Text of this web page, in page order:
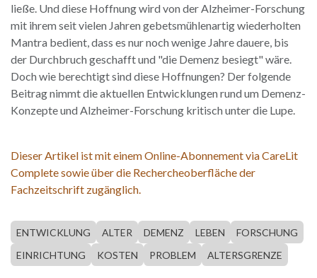
ließe. Und diese Hoffnung wird von der Alzheimer-Forschung
mit ihrem seit vielen Jahren gebetsmühlenartig wiederholten
Mantra bedient, dass es nur noch wenige Jahre dauere, bis
der Durchbruch geschafft und "die Demenz besiegt" wäre.
Doch wie berechtigt sind diese Hoffnungen? Der folgende
Beitrag nimmt die aktuellen Entwicklungen rund um Demenz-
Konzepte und Alzheimer-Forschung kritisch unter die Lupe.
Dieser Artikel ist mit einem Online-Abonnement via CareLit
Complete sowie über die Rechercheoberfläche der
Fachzeitschrift zugänglich.
ENTWICKLUNG ALTER DEMENZ LEBEN
FORSCHUNG
EINRICHTUNG
KOSTEN PROBLEM ALTERSGRENZE